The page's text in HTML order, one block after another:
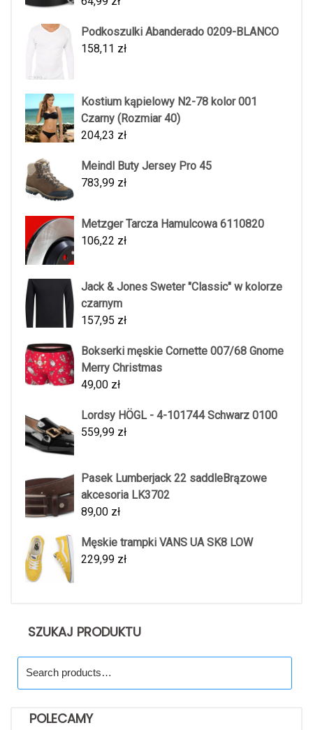
Podkoszulki Abanderado 0209-BLANCO
158,11 zł
Kostium kąpielowy N2-78 kolor 001
Czarny (Rozmiar 40)
204,23 zł
Meindl Buty Jersey Pro 45
783,99 zł
Metzger Tarcza Hamulcowa 6110820
106,22 zł
Jack & Jones Sweter "Classic" w kolorze
czarnym
157,95 zł
Bokserki męskie Cornette 007/68 Gnome
Merry Christmas
49,00 zł
Lordsy HÖGL - 4-101744 Schwarz 0100
559,99 zł
Pasek Lumberjack 22 saddleBrązowe
akcesoria LK3702
89,00 zł
Męskie trampki VANS UA SK8 LOW
229,99 zł
SZUKAJ PRODUKTU
for:
POLECAMY